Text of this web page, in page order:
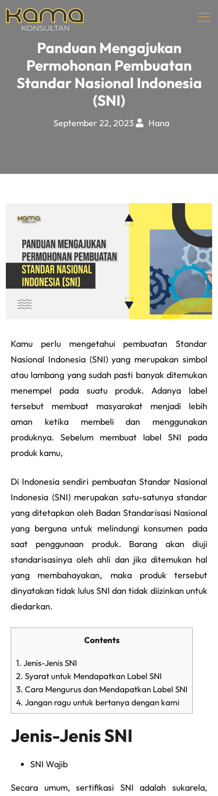
Panduan Mengajukan
Permohonan Pembuatan
Standar Nasional Indonesia
(SNI)
September 22, 2023 Hana
Kamu perlu mengetahui pembuatan Standar
Nasional Indonesia (SNI) yang merupakan simbol
atau lambang yang sudah pasti banyak ditemukan
menempel pada suatu produk. Adanya label
tersebut membuat masyarakat menjadi lebih
aman ketika membeli dan menggunakan
produknya. Sebelum membuat label SNI pada
produk kamu,
Di Indonesia sendiri pembuatan Standar Nasional
Indonesia (SNI) merupakan satu-satunya standar
yang ditetapkan oleh Badan Standarisasi Nasional
yang berguna untuk melindungi konsumen pada
saat penggunaan produk. Barang akan diuji
standarisasinya oleh ahli dan jika ditemukan hal
yang membahayakan, maka produk tersebut
dinyatakan tidak lulus SNI dan tidak diizinkan untuk
diedarkan.
Contents
1. Jenis-Jenis SNI
2. Syarat untuk Mendapatkan Label SNI
3. Cara Mengurus dan Mendapatkan Label SNI
4. Jangan ragu untuk bertanya dengan kami
Jenis-Jenis SNI
SNI Wajib
Secara umum, sertifikasi SNI adalah sukarela,